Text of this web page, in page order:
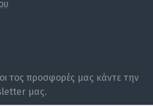
η βίδα να μπει πλήρως
τος προσφορές μας κάντε την
μας.